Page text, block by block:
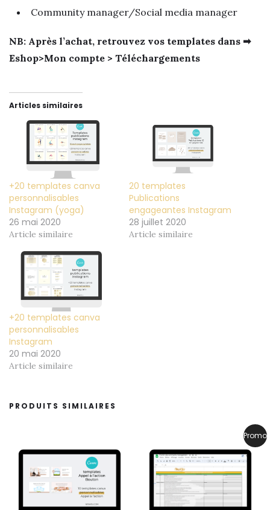
Community manager/Social media manager
NB: Après l’achat, retrouvez vos templates dans ➡
Eshop>Mon compte > Téléchargements
Articles similaires
+20 templates canva
personnalisables
Instagram (yoga)
26 mai 2020
Article similaire
20 templates
Publications
engageantes Instagram
28 juillet 2020
Article similaire
+20 templates canva
personnalisables
Instagram
20 mai 2020
Article similaire
PRODUITS SIMILAIRES
Promo !